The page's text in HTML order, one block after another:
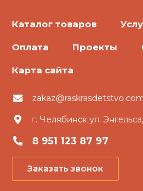
Каталог товаров
Оплата Проекты
Карта сайта
г. Челябинск ул.
8 951 123 87 97
Заказать звонок